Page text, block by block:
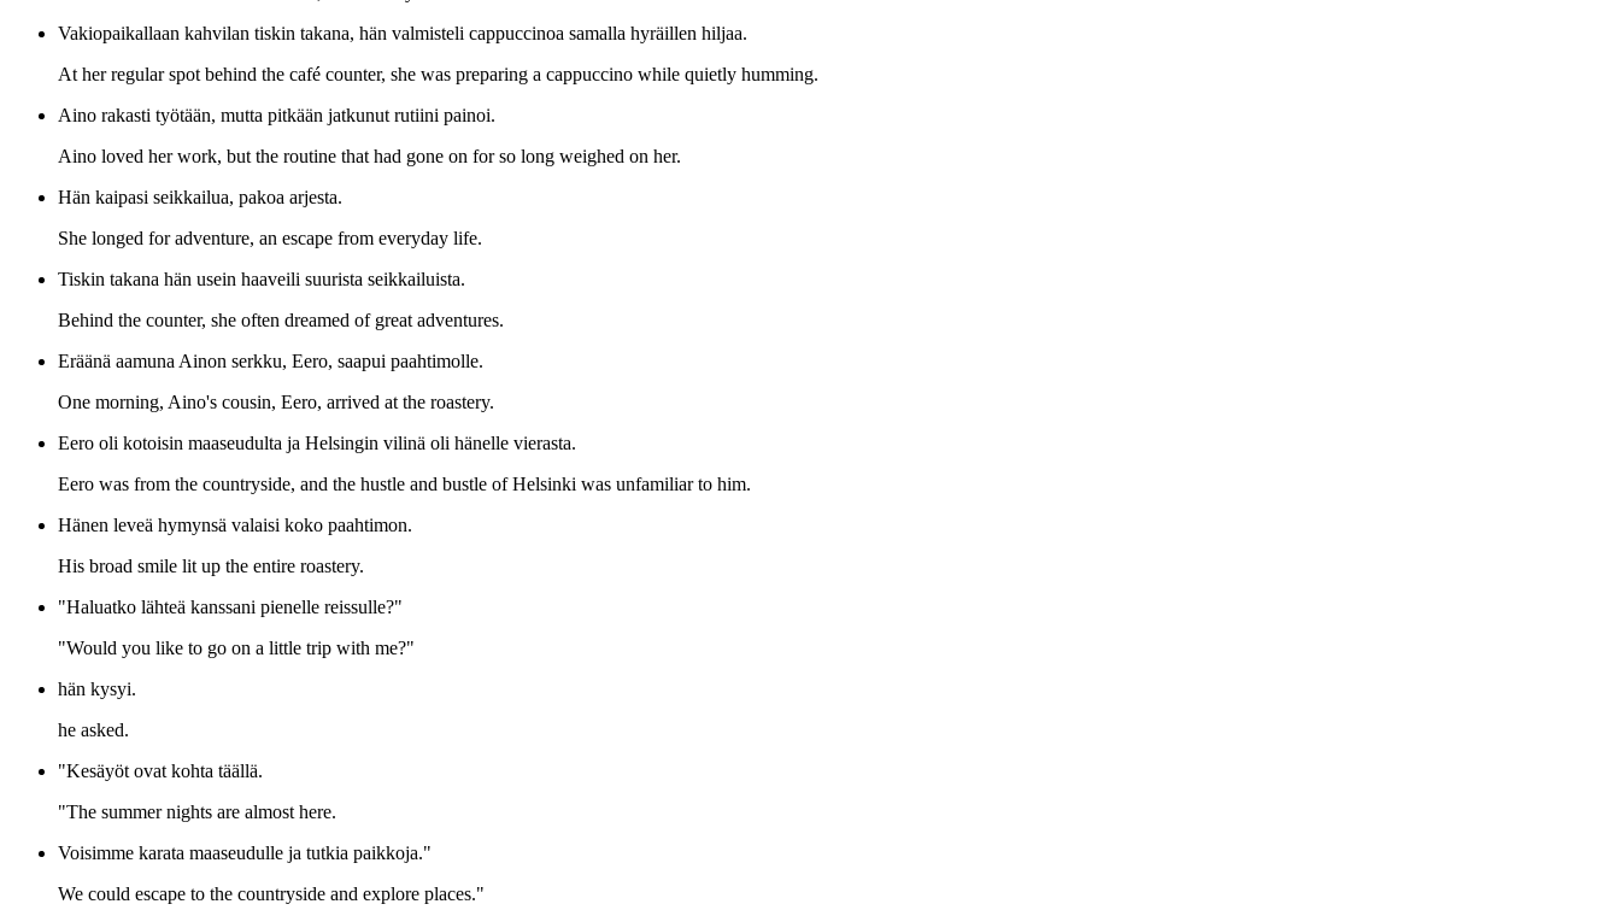
Vakiopaikallaan kahvilan tiskin takana, hän valmisteli cappuccinoa samalla hyräillen hiljaa.
At her regular spot behind the café counter, she was preparing a cappuccino while quietly humming.
Aino rakasti työtään, mutta pitkään jatkunut rutiini painoi.
Aino loved her work, but the routine that had gone on for so long weighed on her.
Hän kaipasi seikkailua, pakoa arjesta.
She longed for adventure, an escape from everyday life.
Tiskin takana hän usein haaveili suurista seikkailuista.
Behind the counter, she often dreamed of great adventures.
Eräänä aamuna Ainon serkku, Eero, saapui paahtimolle.
One morning, Aino's cousin, Eero, arrived at the roastery.
Eero oli kotoisin maaseudulta ja Helsingin vilinä oli hänelle vierasta.
Eero was from the countryside, and the hustle and bustle of Helsinki was unfamiliar to him.
Hänen leveä hymynsä valaisi koko paahtimon.
His broad smile lit up the entire roastery.
"Haluatko lähteä kanssani pienelle reissulle?"
"Would you like to go on a little trip with me?"
hän kysyi.
he asked.
"Kesäyöt ovat kohta täällä.
"The summer nights are almost here.
Voisimme karata maaseudulle ja tutkia paikkoja."
We could escape to the countryside and explore places."